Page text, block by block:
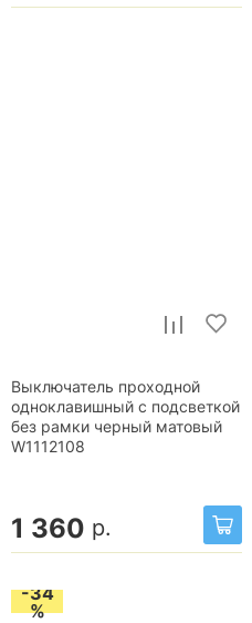
Выключатель проходной
одноклавишный с подсветкой
без рамки черный матовый
W1112108
1 360 р.
-34
%